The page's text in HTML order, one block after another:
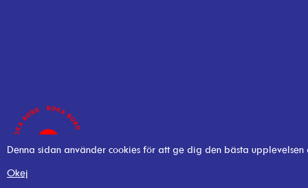
Denna sidan använder cookies för att ge dig den bästa
Okej